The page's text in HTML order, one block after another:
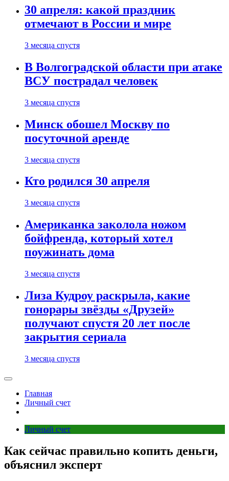
30 апреля: какой праздник
отмечают в России и мире
3 месяца спустя
В Волгоградской области при атаке
ВСУ пострадал человек
3 месяца спустя
Минск обошел Москву по
посуточной аренде
3 месяца спустя
Кто родился 30 апреля
3 месяца спустя
Американка заколола ножом
бойфренда, который хотел
поужинать дома
3 месяца спустя
Лиза Кудроу раскрыла, какие
гонорары звёзды «Друзей»
получают спустя 20 лет после
закрытия сериала
3 месяца спустя
Главная
Личный счет
Личный счет
Как сейчас правильно копить деньги,
объяснил эксперт